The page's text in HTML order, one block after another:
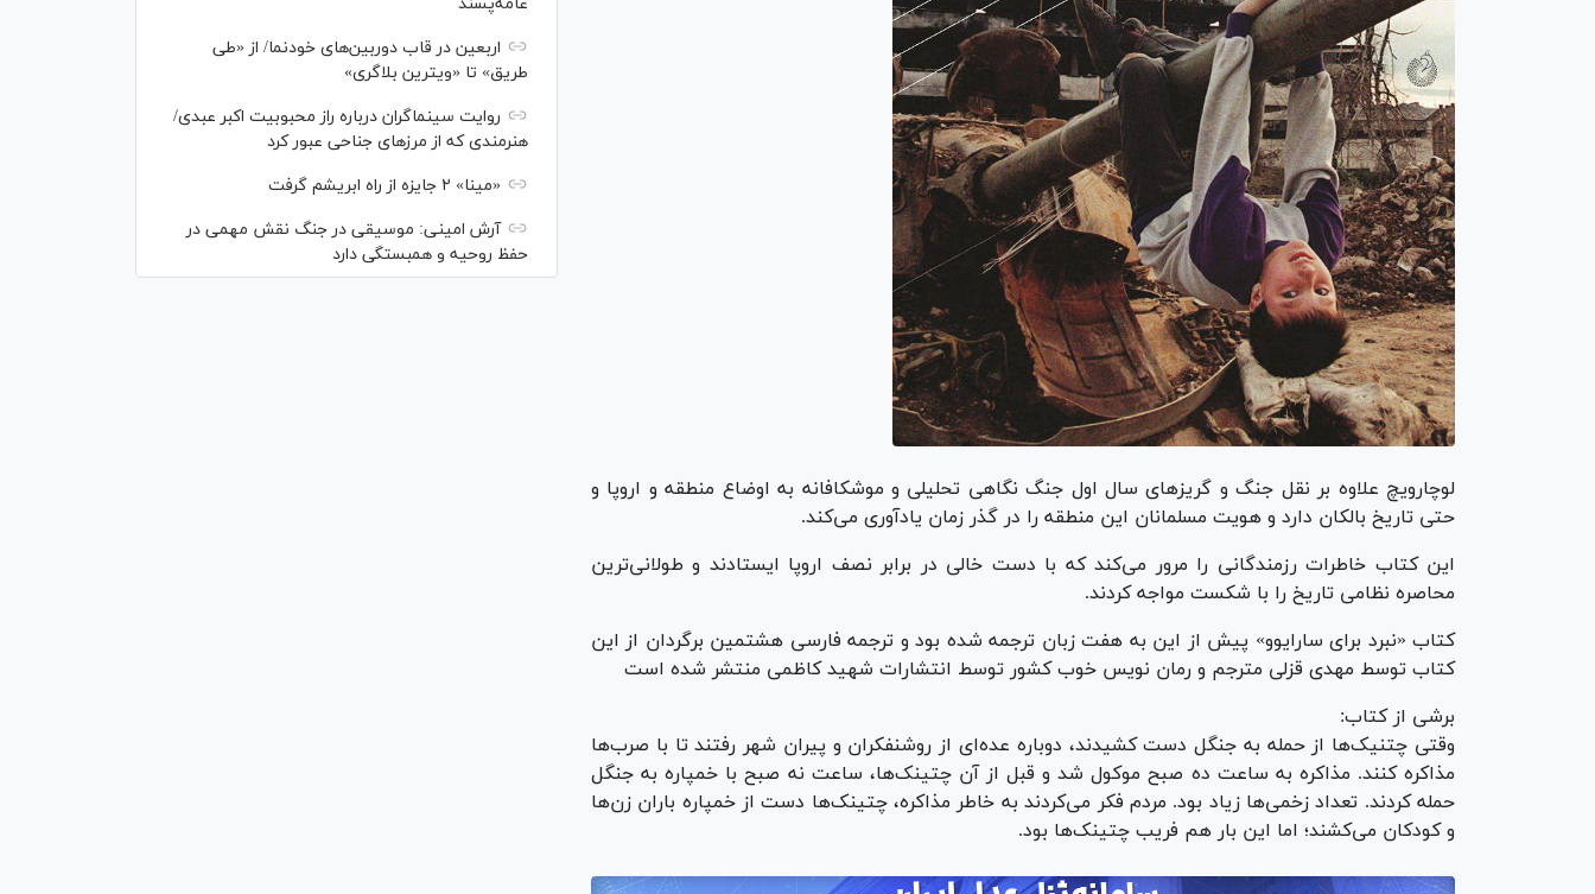
لوچارویچ علاوه بر نقل جنگ و گریز‌های سال اول جنگ نگاهی تحلیلی و موشکافانه به اوضاع منطقه و اروپا و
حتی تاریخ بالکان دارد و هویت مسلمانان این منطقه را در گذر زمان یادآوری می‌کند.
این کتاب خاطرات رزمندگانی را مرور می‌کند که با دست خالی در برابر نصف اروپا ایستادند و طولانی‌ترین
محاصره نظامی تاریخ را با شکست مواجه کردند.
کتاب «نبرد برای سارایوو» پیش از این به هفت زبان ترجمه شده بود و ترجمه فارسی هشتمین برگردان از این
کتاب توسط مهدی قزلی مترجم و رمان نویس خوب کشور توسط انتشارات شهید کاظمی منتشر شده است
برشی از کتاب:
وقتی چتنیک‌ها از حمله به جنگل دست کشیدند، دوباره عده‌ای از روشنفکران و پیران شهر رفتند تا با صرب‌ها
مذاکره کنند. مذاکره به ساعت ده صبح موکول شد و قبل از آن چتینک‌ها، ساعت نه صبح با خمپاره به جنگل
حمله کردند. تعداد زخمی‌ها زیاد بود. مردم فکر می‌کردند به خاطر مذاکره، چتینک‌ها دست از خمپاره باران زن‌ها
و کودکان می‌کشند؛ اما این بار هم فریب چتینک‌ها بود.
اربعین در قاب دوربین‌های خودنما/ از «طی
طریق» تا «ویترین بلاگری»
روایت سینماگران درباره راز محبوبیت اکبر عبدی/
هنرمندی که از مرزهای جناحی عبور کرد
«مینا» ۲ جایزه از راه ابریشم گرفت
آرش امینی: موسیقی در جنگ نقش مهمی در
حفظ روحیه و همبستگی دارد